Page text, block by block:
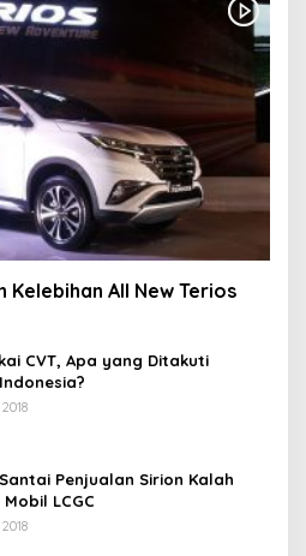
Kelebihan All New Terios
CVT, Apa yang Ditakuti
Penjualan Sirion Kalah
LCGC